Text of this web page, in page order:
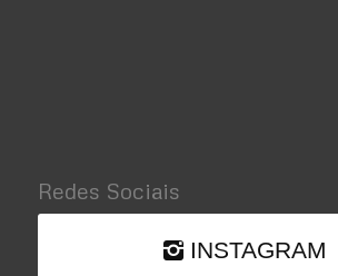
Redes Sociais
INSTAGRAM